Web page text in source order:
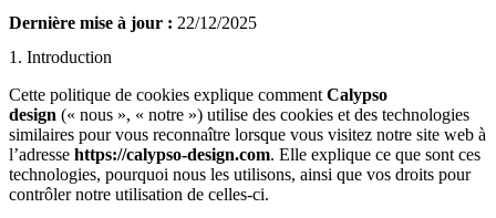
Dernière mise à jour : 22/12/2025
1. Introduction
Cette politique de cookies explique comment Calypso
design (« nous », « notre ») utilise des cookies et des technologies
similaires pour vous reconnaître lorsque vous visitez notre site web à
l’adresse https://calypso-design.com. Elle explique ce que sont ces
technologies, pourquoi nous les utilisons, ainsi que vos droits pour
contrôler notre utilisation de celles-ci.